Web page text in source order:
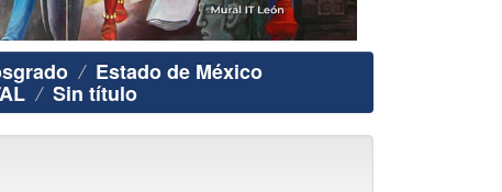
Estado de México
Sin título